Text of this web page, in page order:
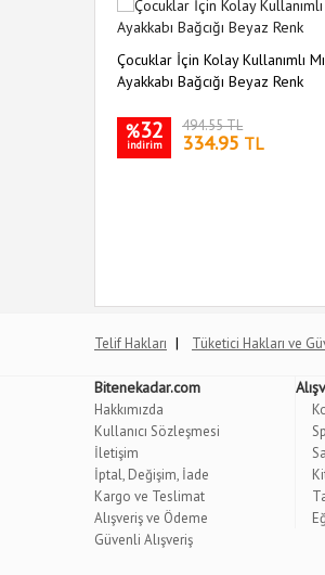
Çocuklar İçin Kolay Kullanımlı
Ayakkabı Bağcığı Beyaz Renk
%32
indirim
494.55 TL
334.95 TL
Telif Hakları | Tüketici Hakları ve
Bitenekadar.com
Hakkımızda
Kullanıcı Sözleşmesi
İletişim
İptal, Değişim, İade
Kargo ve Teslimat
Alışveriş ve Ödeme
Güvenli Alışveriş